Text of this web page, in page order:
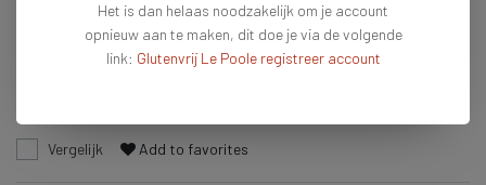
Vandaag voor 16:00 besteld = vandaag verzonden
Vergelijk Add to favorites
Het is dan helaas noodzakelijk om je account
opnieuw aan te maken, dit doe je via de volgende
link: Glutenvrij Le Poole registreer account